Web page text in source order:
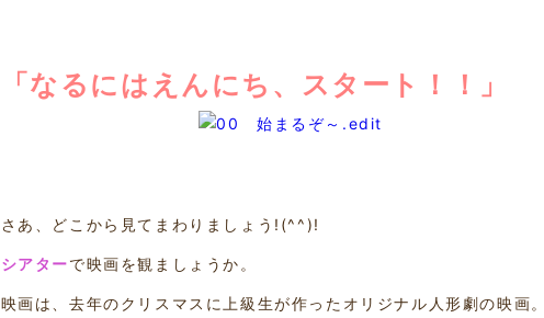
「なるにはえんにち、スタート！！」
さあ、どこから見てまわりましょう!(^^)!
シアターで映画を観ましょうか。
映画は、去年のクリスマスに上級生が作ったオリジナル人形劇の映画